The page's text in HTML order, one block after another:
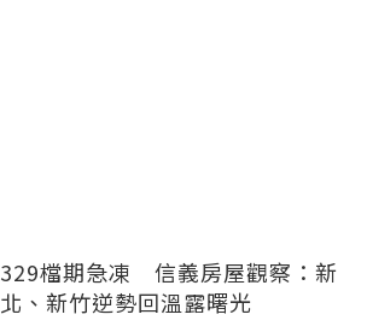
329檔期急凍 信義房屋觀察：新
北、新竹逆勢回溫露曙光